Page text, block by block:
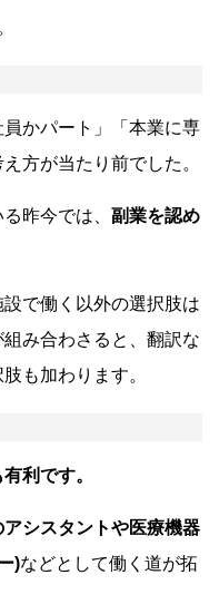
かパート」「本業に専
方が当たり前でした。
昨今では、 副業を認め
で働く以外の選択肢は
み合わさると、翻訳な
も加わります。
利です。
シスタントや医療機器
)などとして働く道が拓